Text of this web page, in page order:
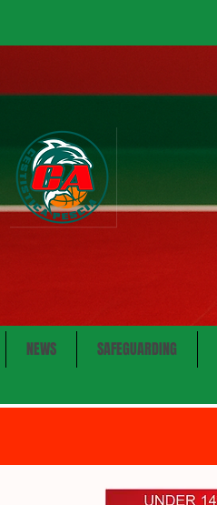
NEWS SAFEGUARDING